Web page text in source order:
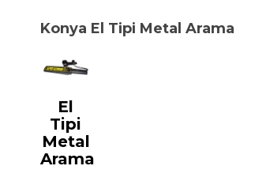
Konya El Tipi Metal Arama
El
Tipi
Metal
Arama